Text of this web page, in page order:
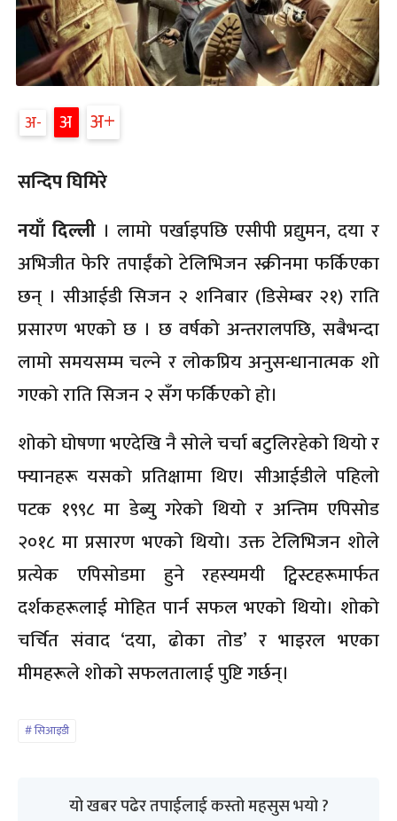
अ अ अ
सन्दिप घिमिरे
नयाँ दिल्ली । लामो पर्खाइपछि एसीपी प्रद्युमन, दया र
अभिजीत फेरि तपाईंको टेलिभिजन स्क्रीनमा फर्किएका
छन् । सीआईडी सिजन २ शनिबार (डिसेम्बर २१) राति
प्रसारण भएको छ । छ वर्षको अन्तरालपछि, सबैभन्दा
लामो समयसम्म चल्ने र लोकप्रिय अनुसन्धानात्मक शो
गएको राति सिजन २ सँग फर्किएको हो।
शोको घोषणा भएदेखि नै सोले चर्चा बटुलिरहेको थियो र
फ्यानहरू यसको प्रतिक्षामा थिए। सीआईडीले पहिलो
पटक १९९८ मा डेब्यु गरेको थियो र अन्तिम एपिसोड
२०१८ मा प्रसारण भएको थियो। उक्त टेलिभिजन शोले
प्रत्येक एपिसोडमा हुने रहस्यमयी ट्विस्टहरूमार्फत
दर्शकहरूलाई मोहित पार्न सफल भएको थियो। शोको
चर्चित संवाद ‘दया, ढोका तोड’ र भाइरल भएका
मीमहरूले शोको सफलतालाई पुष्टि गर्छन्।
सिआइडी
यो खबर पढेर तपाईलाई कस्तो महसुस भयो ?